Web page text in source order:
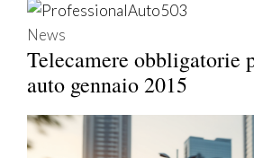
News
Telecamere obbligatorie
auto gennaio 2015